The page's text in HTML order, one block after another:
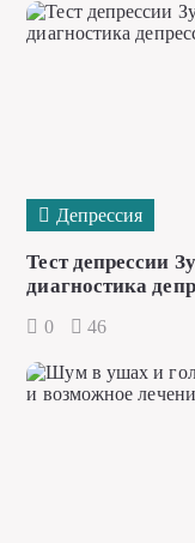
Депрессия
Тест депрессии
диагностика
0 46